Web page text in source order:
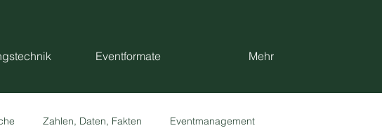
Eventformate Mehr
Zahlen, Daten, Fakten Eventmanagement